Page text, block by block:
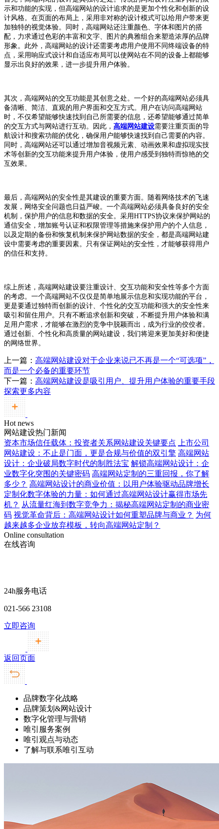
示和功能的实现，但高端网站的设计追求的是更加个性化和创新的设
计风格。在页面的布局上，采用非对称的设计模式可以给用户带来更
加独特的视觉体验。同时，高端网站还注重颜色、字体和图片的搭
配，力求通过色彩的丰富和文字、图片的典雅组合来塑造浓厚的品牌
形象。此外，高端网站的设计还需要考虑用户使用不同终端设备的特
点，采用响应式设计和自适应布局可以使网站在不同的设备上都能够
显示出良好的效果，进一步提升用户体验。
其次，高端网站的交互功能是其创意之处。一个好的高端网站必须具
备清晰、简洁、直观的用户界面和交互方式。用户在访问高端网站
时，不仅希望能够快速找到自己所需要的信息，还希望能够通过简单
的交互方式与网站进行互动。因此， 高端网站建设需要注重页面的导
航设计和搜索功能的优化，确保用户能够快速找到自己需要的内容。
同时，高端网站还可以通过增加音视频元素、动画效果和虚拟现实技
术等创新的交互功能来提升用户体验，使用户感受到独特而惊艳的交
互效果。
最后，高端网站的安全性是其建设的重要方面。随着网络技术的飞速
发展，网络安全问题也日益严峻。一个高端网站必须具备良好的安全
机制，保护用户的信息和数据的安全。采用HTTPS协议来保护网站的
通信安全，增加账号认证和权限管理等措施来保护用户的个人信息，
以及定期的备份和恢复机制来保护网站数据的安全，都是高端网站建
设中需要考虑的重要因素。只有保证网站的安全性，才能够获得用户
的信任和支持。
综上所述，高端网站建设要注重设计、交互功能和安全性等多个方面
的考虑。一个高端网站不仅仅是简单地展示信息和实现功能的平台，
更是要通过独特而创新的设计、个性化的交互功能和强大的安全性来
吸引和留住用户。只有不断追求创新和突破，不断提升用户体验和满
足用户需求，才能够在激烈的竞争中脱颖而出，成为行业的佼佼者。
通过创新、个性化和高质量的网站建设，我们将迎来更加美好和便捷
的网络世界。
上一篇： 高端网站建设对于企业来说已不再是一个“可选项”，
而是一个必备的重要环节
下一篇： 高端网站建设是吸引用户、提升用户体验的重要手段
探索更多内容
Hot news
网站建设热门新闻
资本市场信任载体：投资者关系网站建设关键要点
上市公司
网站建设：不止是门面，更是合规与价值的双引擎 高端网站
设计：企业破局数字时代的制胜法宝 解锁高端网站设计：企
业数字化突围的关键密码 高端网站定制的三重回报，你了解
多少？ 高端网站设计的商业价值：以用户体验驱动品牌增长
定制化数字体验的力量：如何通过高端网站设计赢得市场先
机？ 从流量红海到数字竞争力：揭秘高端网站定制的商业密
码 视觉革命背后：高端网站设计如何重塑品牌与商业？ 为何
越来越多企业放弃模板，转向高端网站定制？
Online consultation
在线咨询
24h服务电话
021-566 23108
立即咨询
返回页面
品牌数字化战略
品牌策划&网站设计
数字化管理与营销
唯引服务案例
唯引观点与动态
了解与联系唯引互动